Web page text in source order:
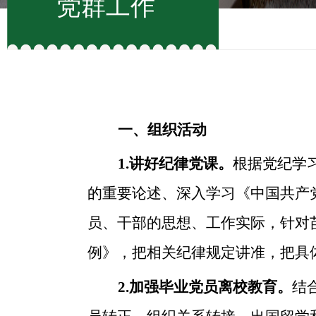
党群工作
一、组织活动
1.讲好纪律党课。根据党纪学
的重要论述、深入学习《中国共
员、干部的思想、工作实际，针
例》，把相关纪律规定讲准，把
2.加强毕业党员离校教育。结